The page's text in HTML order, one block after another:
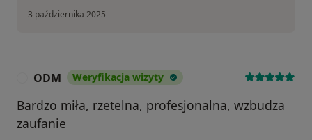
3 października 2025
ODM Weryfikacja wizyty
Bardzo miła, rzetelna, profesjonalna, wzbudza
zaufanie